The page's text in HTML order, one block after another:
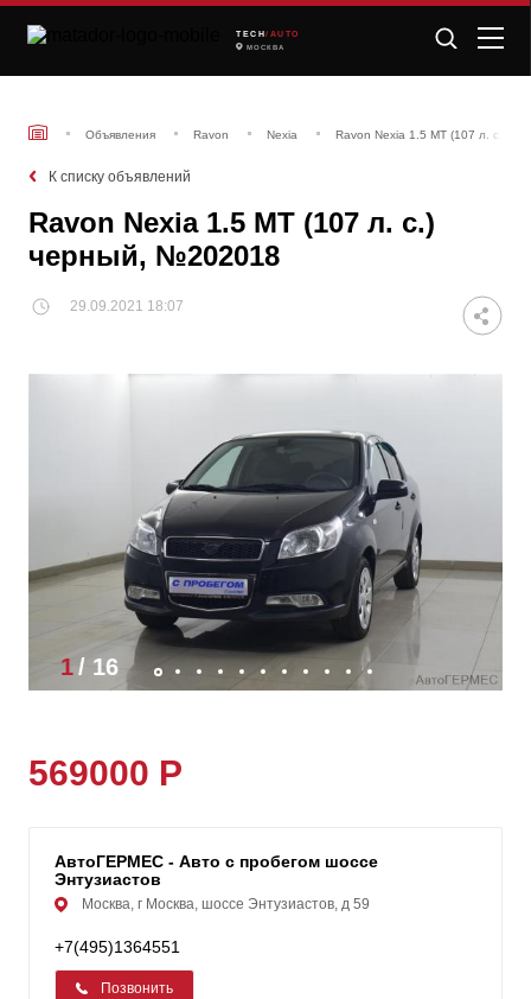
TECH /AUTO
МОСКВА
Объявления Ravon Nexia Ravon Nexia 1.5 MT (107 л. с.)
К списку объявлений
Ravon Nexia 1.5 MT (107 л. с.)
черный, №202018
29.09.2021 18:07
1/ 16
569000 Р
АвтоГЕРМЕС - Авто с пробегом шоссе
Энтузиастов
Москва, г Москва, шоссе Энтузиастов, д 59
+7(495)1364551
Позвонить